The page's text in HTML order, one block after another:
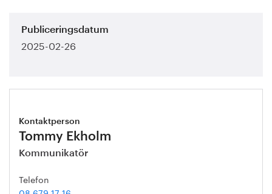
Publiceringsdatum
2025-02-26
Kontaktperson
Tommy Ekholm
Kommunikatör
Telefon